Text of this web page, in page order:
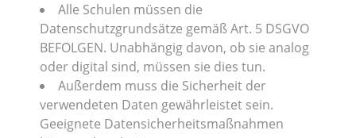
Alle Schulen müssen die
Datenschutzgrundsätze gemäß Art. 5 DSGVO
BEFOLGEN. Unabhängig davon, ob sie analog
oder digital sind, müssen sie dies tun.
Außerdem muss die Sicherheit der
verwendeten Daten gewährleistet sein.
Geeignete Datensicherheitsmaßnahmen